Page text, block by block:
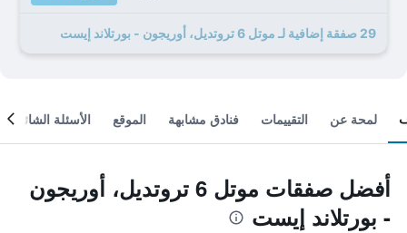
29 صفقة إضافية لـ موتل 6 تروتديل، أوريجون - بورتلاند إيست
لمحة عن التقييمات فنادق مشابهة الموقع الأسئلة الشائعة
أفضل صفقات موتل 6 تروتديل، أوريجون
- بورتلاند إيست